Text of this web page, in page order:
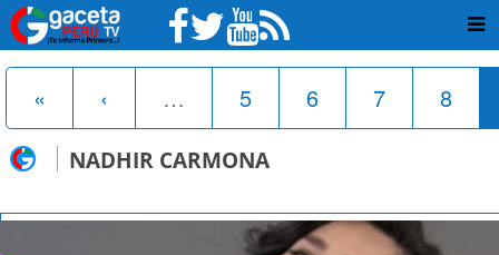
« ‹ … 5 6 7 8
NADHIR CARMONA